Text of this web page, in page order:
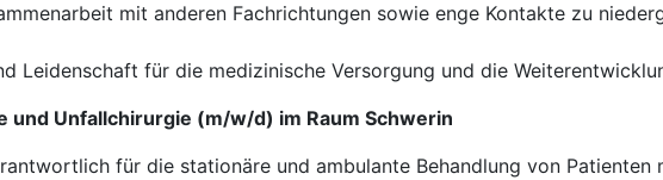
mit anderen Fachrichtungen sowie enge Kontakte zu
Leidenschaft für die medizinische Versorgung und die
und Unfallchirurgie (m/w/d) im Raum Schwerin
für die stationäre und ambulante Behandlung von Patienten